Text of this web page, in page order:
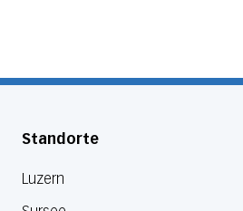
Standorte
Luzern